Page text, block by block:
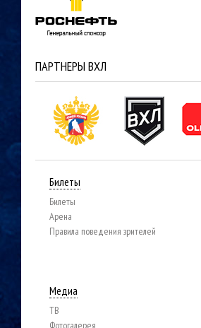
ПАРТНЕРЫ ВХЛ
Билеты
Билеты
Арена
Правила поведения зрителей
Медиа
ТВ
Фотогалерея